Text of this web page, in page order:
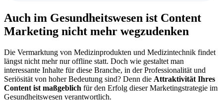
Auch im Gesundheitswesen ist Content
Marketing nicht mehr wegzudenken
Die Vermarktung von Medizinprodukten und Medizintechnik findet
längst nicht mehr nur offline statt. Doch wie gestaltet man
interessante Inhalte für diese Branche, in der Professionalität und
Seriösität von hoher Bedeutung sind? Denn die Attraktivität Ihres
Content ist maßgeblich für den Erfolg dieser Marketingstrategie im
Gesundheitswesen verantwortlich.